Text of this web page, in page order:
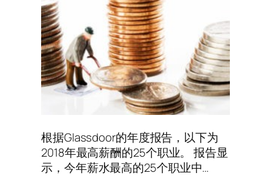
根据Glassdoor的年度报告，以下为
2018年最高薪酬的25个职业。 报告显
示，今年薪水最高的25个职业中…